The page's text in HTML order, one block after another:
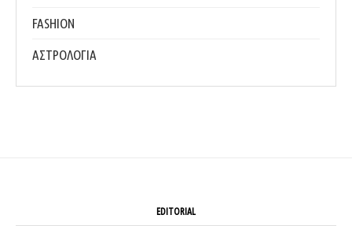
FASHION
ΑΣΤΡΟΛΟΓΙΑ
EDITORIAL